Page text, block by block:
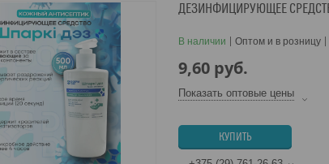
ДЕЗИНФИЦИРУЮЩЕЕ
В наличии Оптом и в розницу
9,60 руб.
Показать оптовые цены
КУПИТЬ